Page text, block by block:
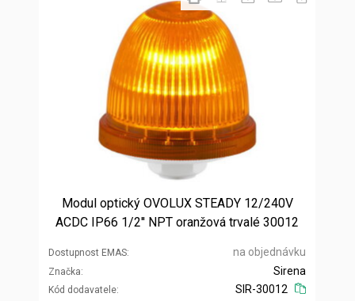
Modul optický OVOLUX STEADY 12/240V
ACDC IP66 1/2'' NPT oranžová trvalé 30012
Dostupnost EMAS na objednávku
Značka
Kód dodavatele
Sirena
SIR-30012